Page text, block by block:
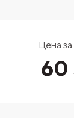
Цена
60